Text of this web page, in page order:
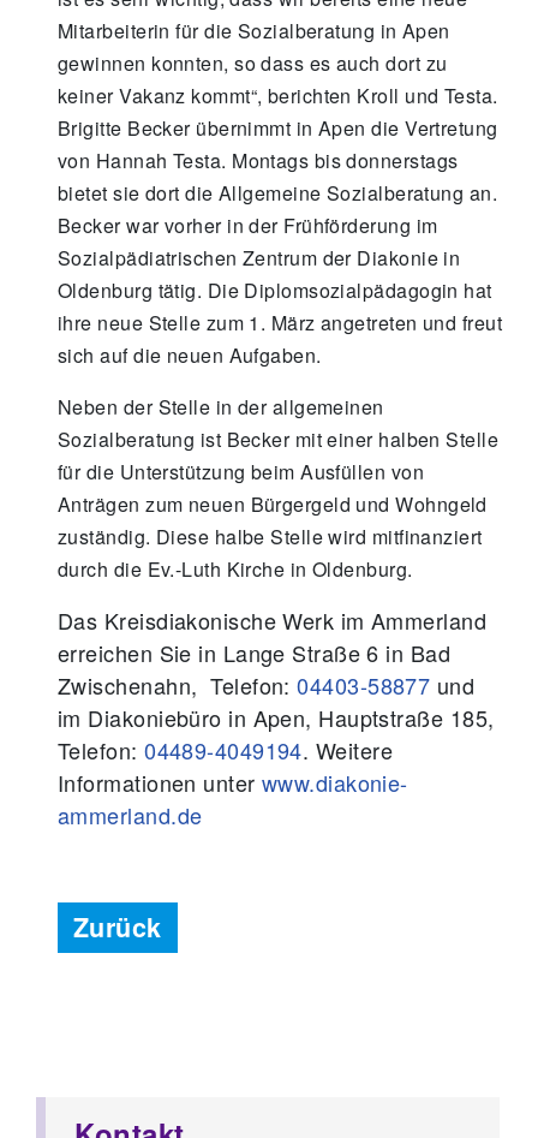
Mitarbeiterin für die Sozialberatung in Apen
gewinnen konnten, so dass es auch dort zu
keiner Vakanz kommt“, berichten Kroll und Testa.
Brigitte Becker übernimmt in Apen die Vertretung
von Hannah Testa. Montags bis donnerstags
bietet sie dort die Allgemeine Sozialberatung an.
Becker war vorher in der Frühförderung im
Sozialpädiatrischen Zentrum der Diakonie in
Oldenburg tätig. Die Diplomsozialpädagogin hat
ihre neue Stelle zum 1. März angetreten und freut
sich auf die neuen Aufgaben.
Neben der Stelle in der allgemeinen
Sozialberatung ist Becker mit einer halben Stelle
für die Unterstützung beim Ausfüllen von
Anträgen zum neuen Bürgergeld und Wohngeld
zuständig. Diese halbe Stelle wird mitfinanziert
durch die Ev.-Luth Kirche in Oldenburg.
Das Kreisdiakonische Werk im Ammerland
erreichen Sie in Lange Straße 6 in Bad
Zwischenahn, Telefon: 04403-58877 und
im Diakoniebüro in Apen, Hauptstraße 185,
Telefon:04489-4049194. Weitere
Informationen unter www.diakonie-
ammerland.de
Zurück